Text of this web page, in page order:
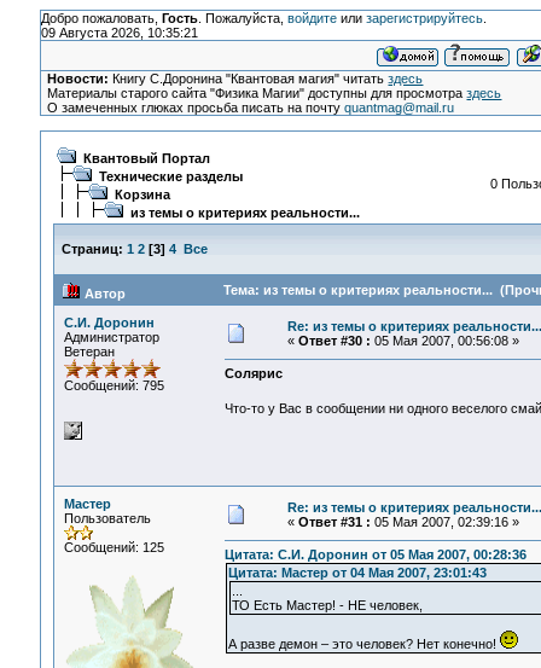
Добро пожаловать, Гость. Пожалуйста, войдитеили зарегистрируйтесь.
09 Августа 2026, 10:35:21
Новости: Книгу С.Доронина "Квантовая магия" читатьздесь
Материалы старого сайта "Физика Магии" доступны для просмотраздесь
О замеченных глюках просьба писать на почтуquantmag@mail.ru
Квантовый Портал
Технические разделы
Корзина
из темы о критериях реальности...
0
Страниц: 1 2[3] 4 Все
Автор Тема: из темы о критериях реальности...
С.И. Доронин
Администратор
Ветеран
Сообщений: 795
Re: из темы о критериях реальности...
« Ответ #30 : 05 Мая 2007, 00:56:08 »
Солярис
Что-то у Вас в сообщении ни одного веселого
Мастер
Пользователь
Сообщений: 125
Re: из темы о критериях реальности...
« Ответ #31 : 05 Мая 2007, 02:39:16 »
Цитата: С.И. Доронин от 05 Мая 2007, 00:28:36
Цитата: Мастер от 04 Мая 2007, 23:01:43
ТО Есть Мастер! - НЕ человек,
А разве демон – это человек? Нет конечно!